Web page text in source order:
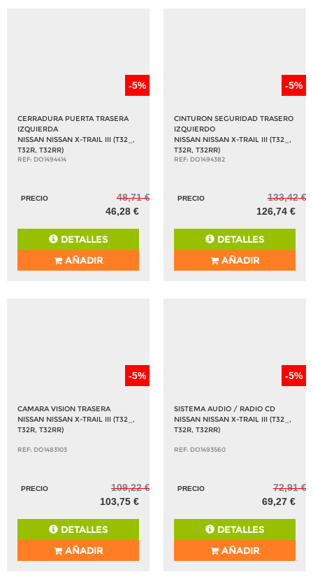
-5%
CERRADURA PUERTA TRASERA
IZQUIERDA
NISSAN NISSAN X-TRAIL III (T32_,
T32R, T32RR)
REF: DO1494414
PRECIO
48,71 €
46,28 €
DETALLES
AÑADIR
-5%
CINTURON SEGURIDAD TRASERO
IZQUIERDO
NISSAN NISSAN X-TRAIL III (T32_,
T32R, T32RR)
REF: DO1494382
PRECIO
133,42 €
126,74 €
DETALLES
AÑADIR
-5%
CAMARA VISION TRASERA
NISSAN NISSAN X-TRAIL III (T32_,
T32R, T32RR)
REF: DO1483103
PRECIO
109,22 €
103,75 €
DETALLES
AÑADIR
-5%
SISTEMA AUDIO / RADIO CD
NISSAN NISSAN X-TRAIL III (T32_,
T32R, T32RR)
REF: DO1493560
PRECIO
72,91 €
69,27 €
DETALLES
AÑADIR